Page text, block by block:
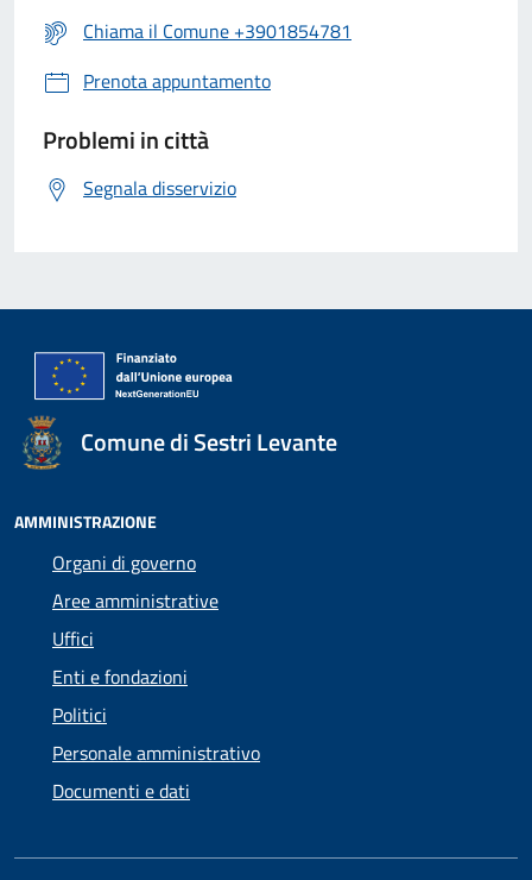
Chiama il Comune +3901854781
Prenota appuntamento
Problemi in città
Segnala disservizio
Comune di Sestri Levante
AMMINISTRAZIONE
Organi di governo
Aree amministrative
Uffici
Enti e fondazioni
Politici
Personale amministrativo
Documenti e dati